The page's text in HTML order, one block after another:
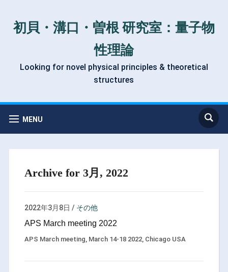
初貝・溝口・曽根 研究室：量子物
性理論
Looking for novel physical principles & theoretical
structures
MENU
Archive for 3月, 2022
2022年3月8日 / その他
APS March meeting 2022
APS March meeting, March 14-18 2022, Chicago USA